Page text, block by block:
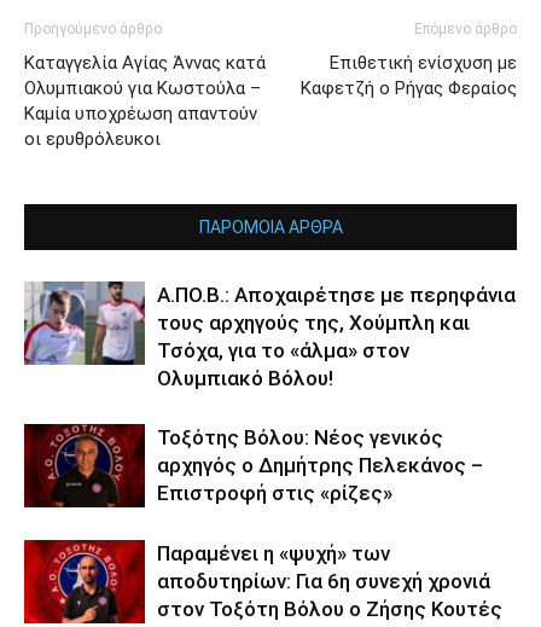
Προηγούμενο άρθρο
Καταγγελία Αγίας Άννας κατά
Ολυμπιακού για Κωστούλα –
Καμία υποχρέωση απαντούν
οι ερυθρόλευκοι
Επόμενο άρθρο
Επιθετική ενίσχυση με
Καφετζή ο Ρήγας Φεραίος
ΠΑΡΟΜΟΙΑ ΑΡΘΡΑ
Α.ΠΟ.Β.: Αποχαιρέτησε με περηφάνια
τους αρχηγούς της, Χούμπλη και
Τσόχα, για το «άλμα» στον
Ολυμπιακό Βόλου!
Τοξότης Βόλου: Νέος γενικός
αρχηγός ο Δημήτρης Πελεκάνος –
Επιστροφή στις «ρίζες»
Παραμένει η «ψυχή» των
αποδυτηρίων: Για 6η συνεχή χρονιά
στον Τοξότη Βόλου ο Ζήσης Κουτές